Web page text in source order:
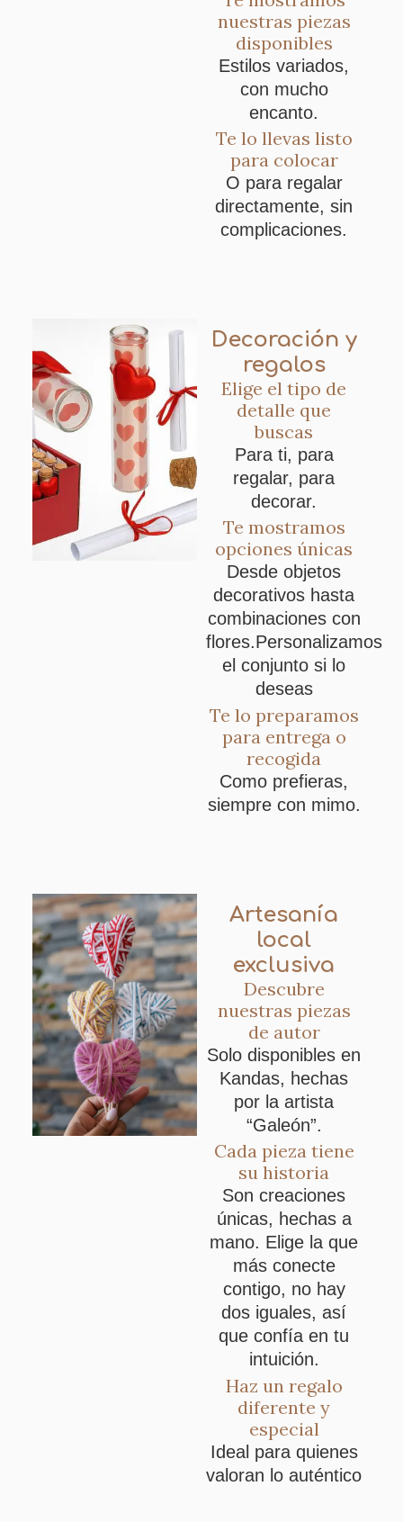
nuestras piezas
disponibles
Estilos variados,
con mucho
encanto.
Te lo llevas listo
para colocar
O para regalar
directamente, sin
complicaciones.
Decoración y
regalos
Elige el tipo de
detalle que
buscas
Para ti, para
regalar, para
decorar.
Te mostramos
opciones únicas
Desde objetos
decorativos hasta
combinaciones con
flores.Personalizamos
el conjunto si lo
deseas
Te lo preparamos
para entrega o
recogida
Como prefieras,
siempre con mimo.
Artesanía
local
exclusiva
Descubre
nuestras piezas
de autor
Solo disponibles en
Kandas, hechas
por la artista
“Galeón”.
Cada pieza tiene
su historia
Son creaciones
únicas, hechas a
mano. Elige la que
más conecte
contigo, no hay
dos iguales, así
que confía en tu
intuición.
Haz un regalo
diferente y
especial
Ideal para quienes
valoran lo auténtico